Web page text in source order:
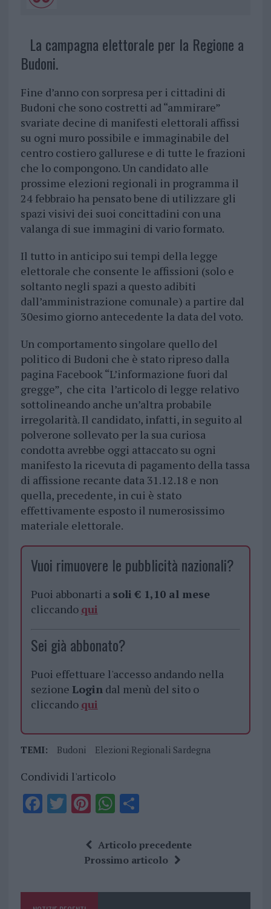
La campagna elettorale per la Regione a
Budoni.
Fine d’anno con sorpresa per i cittadini di
Budoni che sono costretti ad “ammirare”
svariate decine di manifesti elettorali affissi
su ogni muro possibile e immaginabile del
centro costiero gallurese e di tutte le frazioni
che lo compongono. Un candidato alle
prossime elezioni regionali in programma il
24 febbraio ha pensato bene di utilizzare gli
spazi visivi dei suoi concittadini con una
valanga di sue immagini di vario formato.
Il tutto in anticipo sui tempi della legge
elettorale che consente le affissioni (solo e
soltanto negli spazi a questo adibiti
dall’amministrazione comunale) a partire dal
30esimo giorno antecedente la data del voto.
Un comportamento singolare quello del
politico di Budoni che è stato ripreso dalla
pagina Facebook “L’informazione fuori dal
gregge”, che cita l’articolo di legge relativo
sottolineando anche un’altra probabile
irregolarità. Il candidato, infatti, in seguito al
polverone sollevato per la sua curiosa
condotta avrebbe oggi attaccato su ogni
manifesto la ricevuta di pagamento della tassa
di affissione recante data 31.12.18 e non
quella, precedente, in cui è stato
effettivamente esposto il numerosissimo
materiale elettorale.
Vuoi rimuovere le pubblicità nazionali?
Puoi abbonarti a soli € 1,10 al mese
cliccando qui
Sei già abbonato?
Puoi effettuare l'accesso andando nella
sezione Login dal menù del sito o
cliccando qui
TEMI: Budoni Elezioni Regionali Sardegna
Condividi l'articolo
F
o
T Pi
te
re
W
at
s
p
S
a
re
Articolo precedente
Prossimo articolo